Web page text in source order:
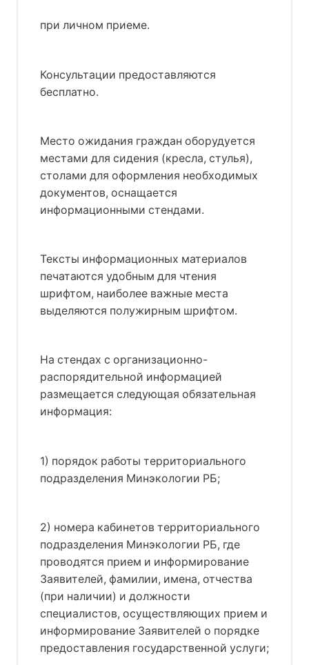
при личном приеме.
Консультации предоставляются
бесплатно.
Место ожидания граждан оборудуется
местами для сидения (кресла, стулья),
столами для оформления необходимых
документов, оснащается
информационными стендами.
Тексты информационных материалов
печатаются удобным для чтения
шрифтом, наиболее важные места
выделяются полужирным шрифтом.
На стендах с организационно-
распорядительной информацией
размещается следующая обязательная
информация:
1) порядок работы территориального
подразделения Минэкологии РБ;
2) номера кабинетов территориального
подразделения Минэкологии РБ, где
проводятся прием и информирование
Заявителей, фамилии, имена, отчества
(при наличии) и должности
специалистов, осуществляющих прием и
информирование Заявителей о порядке
предоставления государственной услуги;